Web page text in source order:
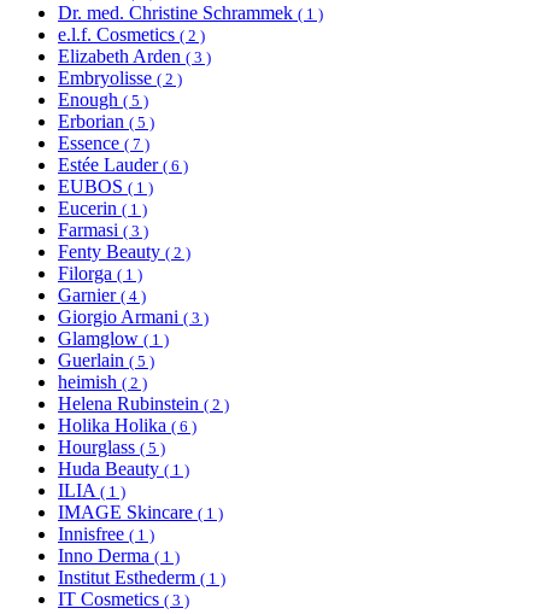
Dr. med. Christine Schrammek ( 1 )
e.l.f. Cosmetics ( 2 )
Elizabeth Arden ( 3 )
Embryolisse ( 2 )
Enough ( 5 )
Erborian ( 5 )
Essence ( 7 )
Estée Lauder ( 6 )
EUBOS ( 1 )
Eucerin ( 1 )
Farmasi ( 3 )
Fenty Beauty ( 2 )
Filorga ( 1 )
Garnier ( 4 )
Giorgio Armani ( 3 )
Glamglow ( 1 )
Guerlain ( 5 )
heimish ( 2 )
Helena Rubinstein ( 2 )
Holika Holika ( 6 )
Hourglass ( 5 )
Huda Beauty ( 1 )
ILIA ( 1 )
IMAGE Skincare ( 1 )
Innisfree ( 1 )
Inno Derma ( 1 )
Institut Esthederm ( 1 )
IT Cosmetics ( 3 )